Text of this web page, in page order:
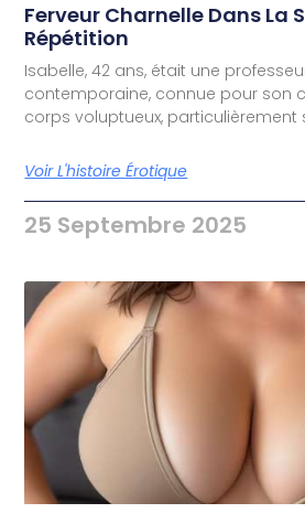
Ferveur Charnelle Dans La
Répétition
Isabelle, 42 ans, était une
contemporaine, connue pour son
corps voluptueux, particulièrement
Voir L'histoire Érotique
25 Septembre 2025